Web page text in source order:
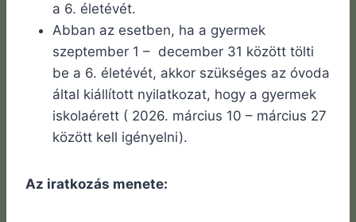
a 6. életévét.
Abban az esetben, ha a gyermek
szeptember 1 – december 31 között tölti
be a 6. életévét, akkor szükséges az óvoda
által kiállított nyilatkozat, hogy a gyermek
iskolaérett ( 2026. március 10 – március 27
között kell igényelni).
Az iratkozás menete: